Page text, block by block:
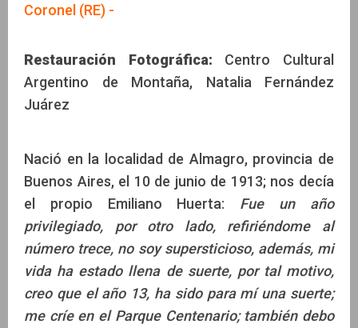
Coronel (RE) -
Restauración Fotográfica: Centro Cultural
Argentino de Montaña, Natalia Fernández
Juárez
Nació en la localidad de Almagro, provincia de
Buenos Aires, el 10 de junio de 1913; nos decía
el propio Emiliano Huerta: Fue un año
privilegiado, por otro lado, refiriéndome al
número trece, no soy supersticioso, además, mi
vida ha estado llena de suerte, por tal motivo,
creo que el año 13, ha sido para mí una suerte;
me críe en el Parque Centenario; también debo